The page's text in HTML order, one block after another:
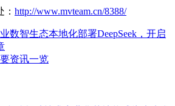
http://www.mvteam.cn/8388/
数智生态本地化部署DeepSeek，开启
资讯一览